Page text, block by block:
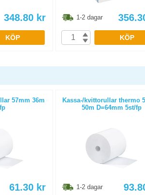
348.80 kr
KÖP
1-2 dagar
KÖP
57mm 36m
61.30 kr
Kassa-/kvittorullar thermo
50m D=64mm 5st/fp
1-2 dagar